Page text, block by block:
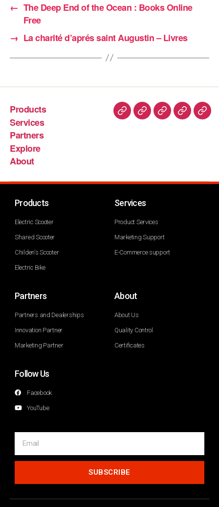
← The Deep End of the Ocean : Books Online
Free
→ La charité d’aprés saint Augustin – Livres
Products
Services
Partners
Explore
About
Products
Electric Scooter
Shared Scooter
Childen's Scooter
Electric Bike
Services
Product Services
Marketing Support
E-Commerce support
Partners
Partners and Dealerships
Innovation Partner
Marketing Partner
About
About Us
Quality Control
Certificates
Follow Us
Facebook
YouTube
SUBSCRIBE